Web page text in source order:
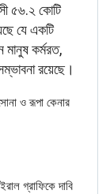
৫৬.২ কোটি
যে একটি
মানুষ কর্মরত,
রয়েছে।
ও রূপা কেনার
গ্রাফিকে দাবি